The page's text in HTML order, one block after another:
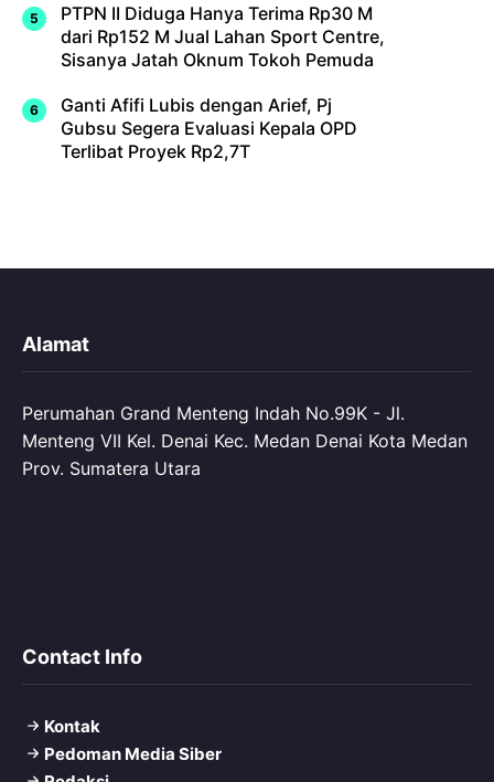
PTPN II Diduga Hanya Terima Rp30 M
dari Rp152 M Jual Lahan Sport Centre,
Sisanya Jatah Oknum Tokoh Pemuda
Ganti Afifi Lubis dengan Arief, Pj
Gubsu Segera Evaluasi Kepala OPD
Terlibat Proyek Rp2,7T
Alamat
Perumahan Grand Menteng Indah No.99K - Jl.
Menteng VII Kel. Denai Kec. Medan Denai Kota Medan
Prov. Sumatera Utara
Contact Info
Kontak
Pedoman Media Siber